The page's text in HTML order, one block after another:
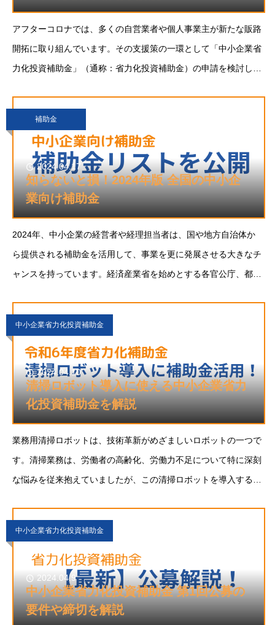
アフターコロナでは、多くの自営業者や個人事業主が新たな販路
開拓に取り組んでいます。その支援策の一環として「中小企業省
力化投資補助金」（通称：省力化投資補助金）の申請を検討して
補助金
2024.04.17
知らないと損！2024年版 全国の中小企
業向け補助金
2024年、中小企業の経営者や経理担当者は、国や地方自治体か
ら提供される補助金を活用して、事業を更に発展させる大きなチ
ャンスを持っています。経済産業省を始めとする各官公庁、都道
わず多くの企業が利用可能です。新たに支店や工場
中小企業省力化投資補助金
2024.04.10
清掃ロボット導入に使える中小企業省力
化投資補助金を解説
業務用清掃ロボットは、技術革新がめざましいロボットの一つで
す。清掃業務は、労働者の高齢化、労働力不足について特に深刻
な悩みを従来抱えていましたが、この清掃ロボットを導入するこ
サービス業、宿泊業の皆様にお勧めなのが、
中小企業省力化投資補助金
2024.04.9
中小企業省力化投資補助金 第1回公募の
要件や締切を解説